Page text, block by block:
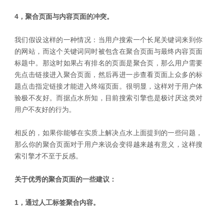
4，聚合页面与内容页面的冲突。
我们假设这样的一种情况：当用户搜索一个长尾关键词来到你
的网站，而这个关键词同时被包含在聚合页面与最终内容页面
标题中。那这时如果占有排名的页面是聚合页，那么用户需要
先点击链接进入聚合页面，然后再进一步查看页面上众多的标
题点击指定链接才能进入终端页面。很明显，这样对于用户体
验极不友好。而据点水所知，目前搜索引擎也是极讨厌这类对
用户不友好的行为。
相反的，如果你能够在实质上解决点水上面提到的一些问题，
那么你的聚合页面对于用户来说会变得越来越有意义，这样搜
索引擎才不至于反感。
关于优秀的聚合页面的一些建议：
1，通过人工标签聚合内容。